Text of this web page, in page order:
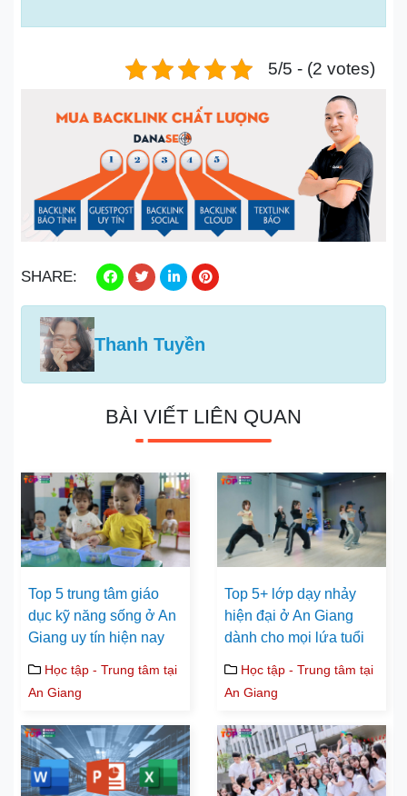
5/5 - (2 votes)
SHARE:
Thanh Tuyền
BÀI VIẾT LIÊN QUAN
Top 5 trung tâm giáo
dục kỹ năng sống ở An
Giang uy tín hiện nay
Học tập - Trung tâm tại
An Giang
Top 5+ lớp dạy nhảy
hiện đại ở An Giang
dành cho mọi lứa tuổi
Học tập - Trung tâm tại
An Giang